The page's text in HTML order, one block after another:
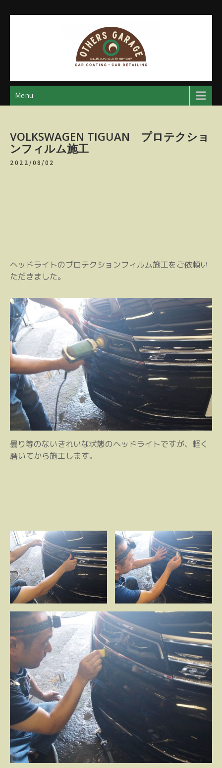
アザースガレージ
【神奈川・厚木・愛川】カーメンテナンス
Menu
VOLKSWAGEN TIGUAN プロテクショ
ンフィルム施工
2022/08/02
ヘッドライトのプロテクションフィルム施工をご依頼い
ただきました。
曇り等のないきれいな状態のヘッドライトですが、軽く
磨いてから施工します。